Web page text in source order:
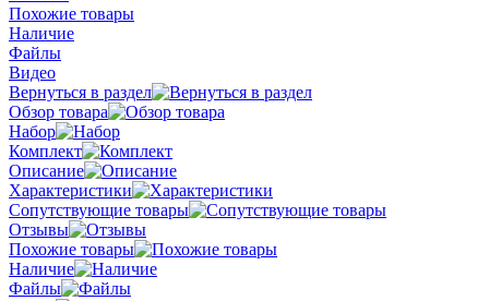
Похожие товары
Наличие
Файлы
Видео
Вернуться в раздел
Обзор товара
Набор
Комплект
Описание
Характеристики
Сопутствующие товары
Отзывы
Похожие товары
Наличие
Файлы